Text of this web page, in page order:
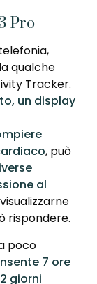
Pro
qualche
Tracker.
un display
, può
al
rispondere.
poco
7 ore
giorni